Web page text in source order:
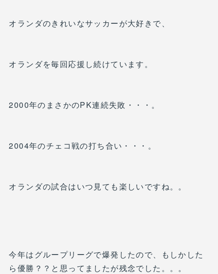
オランダのきれいなサッカーが大好きで、
オランダを毎回応援し続けています。
2000年のまさかのPK連続失敗・・・。
2004年のチェコ戦の打ち合い・・・。
オランダの試合はいつ見ても楽しいですね。。
今年はグループリーグで爆発したので、もしかした
ら優勝？？と思ってましたが残念でした。。。